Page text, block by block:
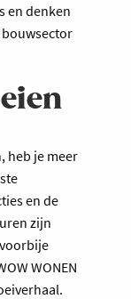
en denken
bouwsector
heb je meer
en de
zijn
WONEN